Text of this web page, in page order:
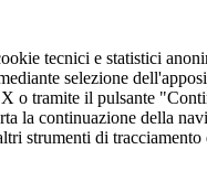
tecnici e statistici
selezione
o tramite il pulsante
la continuazione della
strumenti di